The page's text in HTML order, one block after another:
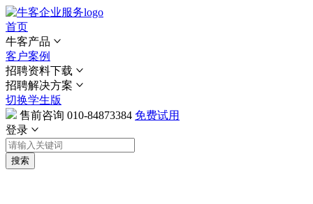
首页
牛客产品
客户案例
招聘资料下载
招聘解决方案
切换学生版
售前咨询 010-84873384 免费试用
登录
搜索